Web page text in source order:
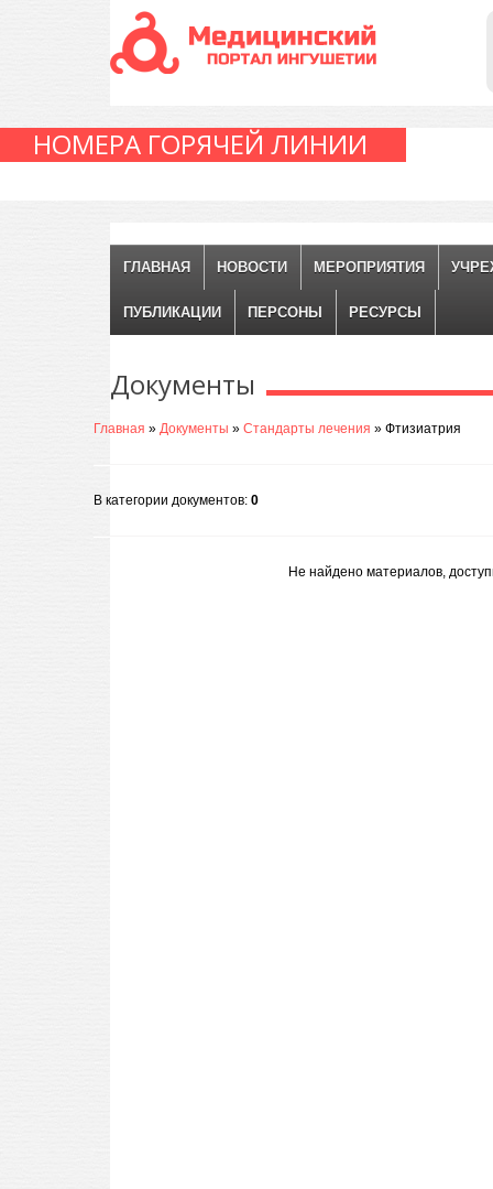
НОМЕРА ГОРЯЧЕЙ ЛИНИИ
ГЛАВНАЯ НОВОСТИ МЕРОПРИЯТИЯ
ПУБЛИКАЦИИ ПЕРСОНЫ РЕСУРСЫ
Документы
Главная » Документы » Стандарты лечения » Фтизиатрия
В категории документов: 0
Не найдено материалов,